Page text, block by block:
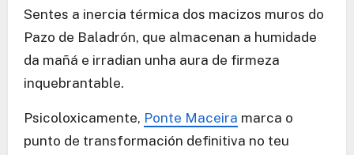
Sentes a inercia térmica dos macizos muros do
Pazo de Baladrón, que almacenan a humidade
da mañá e irradian unha aura de firmeza
inquebrantable.
Psicoloxicamente, Ponte Maceira marca o
punto de transformación definitiva no teu